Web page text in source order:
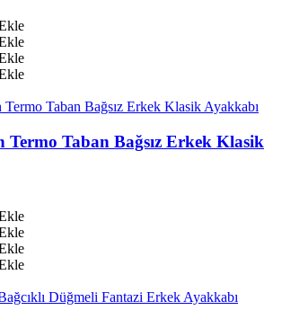
Termo Taban Bağsız Erkek Klasik